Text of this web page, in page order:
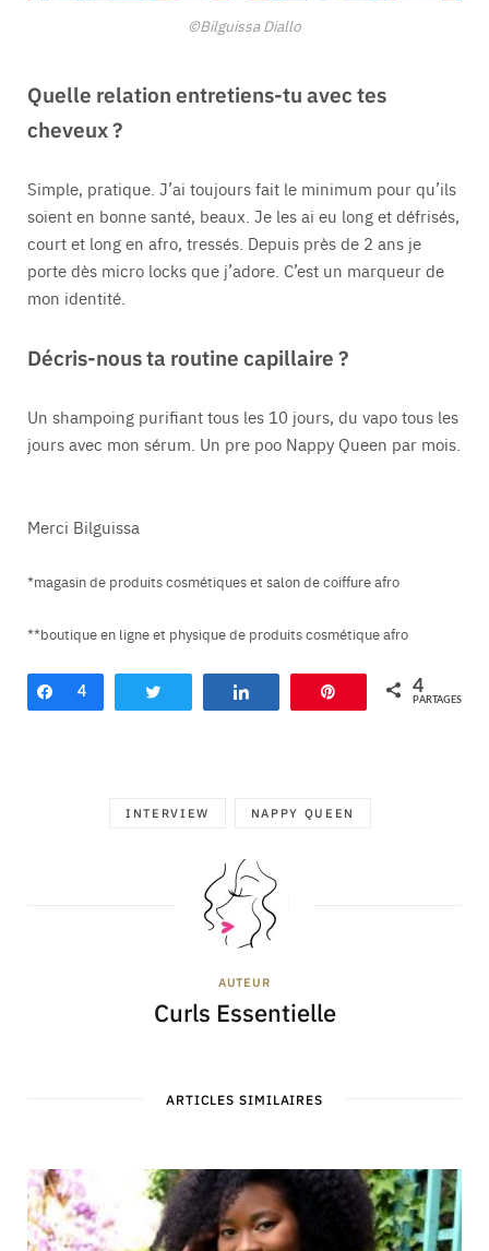
©Bilguissa Diallo
Quelle relation entretiens-tu avec tes
cheveux ?
Simple, pratique. J’ai toujours fait le minimum pour qu’ils
soient en bonne santé, beaux. Je les ai eu long et défrisés,
court et long en afro, tressés. Depuis près de 2 ans je
porte dès micro locks que j’adore. C’est un marqueur de
mon identité.
Décris-nous ta routine capillaire ?
Un shampoing purifiant tous les 10 jours, du vapo tous les
jours avec mon sérum. Un pre poo Nappy Queen par mois.
Merci Bilguissa
*magasin de produits cosmétiques et salon de coiffure afro
**boutique en ligne et physique de produits cosmétique afro
Partagez
4 Enregistrer
4
PARTAGES
INTERVIEW NAPPY QUEEN
AUTEUR
Curls Essentielle
ARTICLES SIMILAIRES